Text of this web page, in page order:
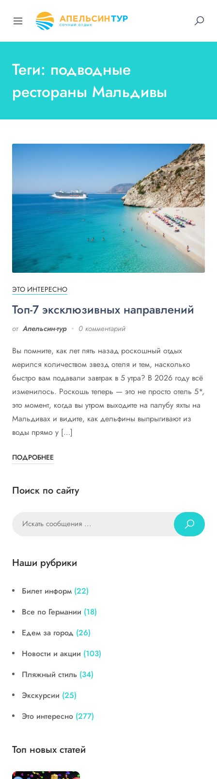
Теги: подводные
рестораны Мальдивы
ЭТО ИНТЕРЕСНО
Топ-7 эксклюзивных направлений
от Апельсин-тур 0 комментарий
Вы помните, как лет пять назад роскошный отдых
мерился количеством звезд отеля и тем, насколько
быстро вам подавали завтрак в 5 утра? В 2026 году всё
изменилось. Роскошь теперь — это не просто отель 5*,
это момент, когда вы утром выходите на палубу яхты на
Мальдивах и видите, как дельфины выпрыгивают из
воды прямо у […]
ПОДРОБНЕЕ
Поиск по сайту
Наши рубрики
Билет информ (22)
Все по Германии (18)
Едем за город (26)
Новости и акции (103)
Пляжный стиль (34)
Экскурсии (25)
Это интересно (277)
Топ новых статей